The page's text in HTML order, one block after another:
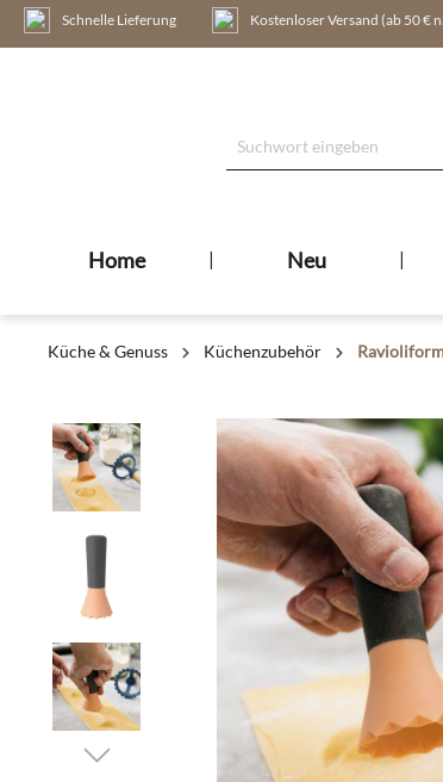
springen
Schnelle Lieferung Kostenloser Versand (ab 50 €
Home | Neu |
Küche & Genuss Küchenzubehör